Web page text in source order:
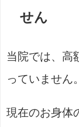
せん
当院では、高
っていません。
現在のお身体